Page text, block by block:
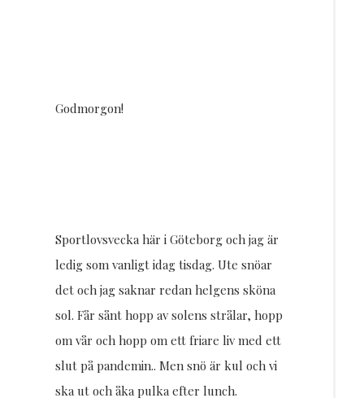
Godmorgon!
Sportlovsvecka här i Göteborg och jag är
ledig som vanligt idag tisdag. Ute snöar
det och jag saknar redan helgens sköna
sol. Får sånt hopp av solens strålar, hopp
om vår och hopp om ett friare liv med ett
slut på pandemin.. Men snö är kul och vi
ska ut och åka pulka efter lunch.